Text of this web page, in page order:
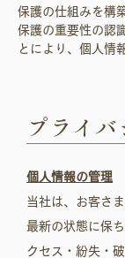
保護の仕組みを構
保護の重要性の認
とにより、個人情
プライ
​ 個人情報の管理
当社は、お客さ
最新の状態に保
クセス・紛失・